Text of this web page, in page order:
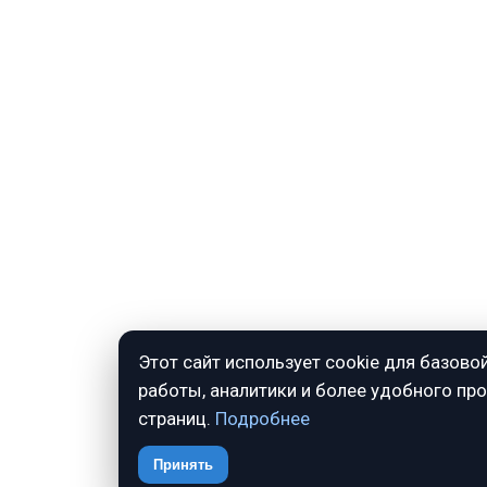
Этот сайт использует cookie для
работы, аналитики и более удобного
страниц. Подробнее
Принять